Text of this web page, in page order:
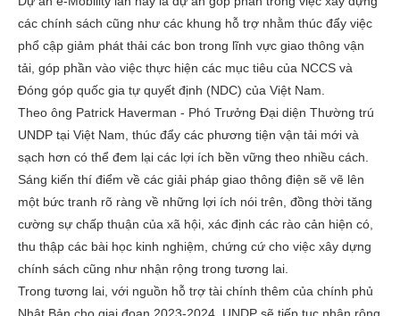
các chính sách cũng như các khung hỗ trợ nhằm thúc đẩy việc
phổ cập giảm phát thải các bon trong lĩnh vực giao thông vận
tải, góp phần vào việc thực hiện các mục tiêu của NCCS và
Đóng góp quốc gia tự quyết định (NDC) của Việt Nam.
Theo ông Patrick Haverman - Phó Trưởng Đại diện Thường trú
UNDP tại Việt Nam, thúc đẩy các phương tiện vận tải mới và
sạch hơn có thể đem lại các lợi ích bền vững theo nhiều cách.
Sáng kiến thí điểm về các giải pháp giao thông điện sẽ vẽ lên
một bức tranh rõ ràng về những lợi ích nói trên, đồng thời tăng
cường sự chấp thuận của xã hội, xác định các rào cản hiện có,
thu thập các bài học kinh nghiệm, chứng cứ cho việc xây dựng
chính sách cũng như nhận rộng trong tương lai.
Trong tương lai, với nguồn hỗ trợ tài chính thêm của chính phủ